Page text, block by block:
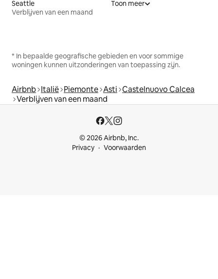
Seattle
Verblijven van een maand
Toon meer
* In bepaalde geografische gebieden en voor sommige
woningen kunnen uitzonderingen van toepassing zijn.
Airbnb Italië Piemonte Asti Castelnuovo Calcea
Verblijven van een maand
© 2026 Airbnb, Inc.
Privacy
Voorwaarden